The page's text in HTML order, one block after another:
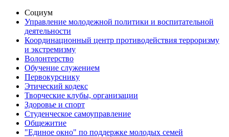
Социум
Управление молодежной политики и воспитательной
деятельности
Координационный центр противодействия терроризму
и экстремизму
Волонтерство
Обучение служением
Первокурснику
Этический кодекс
Творческие клубы, организации
Здоровье и спорт
Студенческое самоуправление
Общежитие
"Единое окно" по поддержке молодых семей